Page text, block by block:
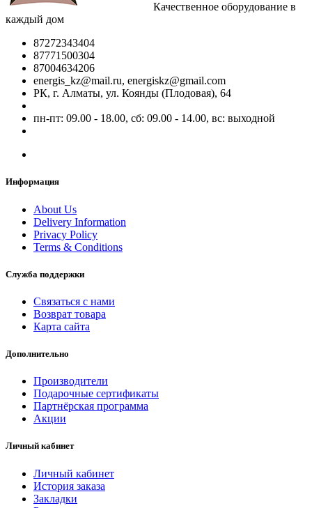
Качественное оборудование в
каждый дом
87272343404
87771500304
87004634206
energis_kz@mail.ru, energiskz@gmail.com
РК, г. Алматы, ул. Коянды (Плодовая), 64
пн-пт: 09.00 - 18.00, сб: 09.00 - 14.00, вс: выходной
Информация
About Us
Delivery Information
Privacy Policy
Terms & Conditions
Служба поддержки
Связаться с нами
Возврат товара
Карта сайта
Дополнительно
Производители
Подарочные сертификаты
Партнёрская программа
Акции
Личный кабинет
Личный кабинет
История заказа
Закладки